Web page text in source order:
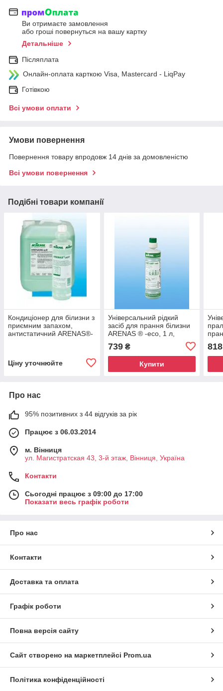
Ви отримаєте замовлення
або гроші повернуться на вашу картку
Детальніше
Післяплата
Онлайн-оплата карткою Visa, Mastercard - LiqPay
Готівкою
Всі умови оплати
Умови повернення
Повернення товару впродовж 14 днів за домовленістю
Всі умови повернення
Подібні товари компанії
Кондиціонер для білизни з
приємним запахом,
антистатичний ARENAS®-
Ціну уточнюйте
Універсальний рідкий
засіб для прання білизни
ARENAS ® -eco, 1 л,
739₴
Купити
818
Про нас
95% позитивних з 44 відгуків за рік
Працює з 06.03.2014
м. Вінниця
ул. Магистратская 43, 3-й этаж, Вінниця, Україна
Контакти
Сьогодні працює з 09:00 до 17:00
Показати весь графік роботи
Про нас
Контакти
Доставка та оплата
Графік роботи
Повна версія сайту
Сайт створено на маркетплейсі Prom.ua
Політика конфіденційності